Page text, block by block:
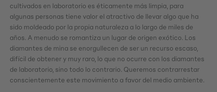
cultivados en laboratorio es éticamente más limpia, para
algunas personas tiene valor el atractivo de llevar algo que ha
sido moldeado por la propia naturaleza a lo largo de miles de
años. A menudo se romantiza un lugar de origen exótico. Los
diamantes de mina se enorgullecen de ser un recurso escaso,
difícil de obtener y muy raro, lo que no ocurre con los diamantes
de laboratorio, sino todo lo contrario. Queremos contrarrestar
conscientemente este movimiento a favor del medio ambiente.